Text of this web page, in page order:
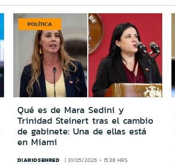
POLÍTICA
Qué es de Mara Sedini y
Trinidad Steinert tras el cambio
de gabinete: Una de ellas está
en Miami
DIARIOSENRED 31/05/2026 - 15:38 HRS